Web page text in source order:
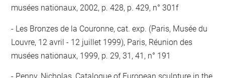
musées nationaux, 2002, p. 428, p. 429, n° 301f
Les Bronzes de la Couronne, cat. exp. (Paris, Musée du
Louvre, 12 avril - 12 juillet 1999), Paris, Réunion des
musées nationaux, 1999, p. 29, 31, 41, n° 191